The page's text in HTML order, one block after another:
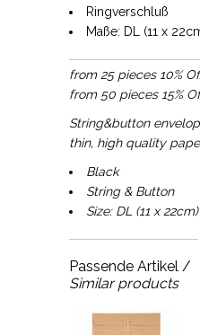
Ringverschluß
Maße: DL (11 x
from 25 pieces 10%
from 50 pieces 15%
String&button
thin, high quality
Black
String & Button
Size: DL (11 x 22cm)
Passende Artikel /
Similar products